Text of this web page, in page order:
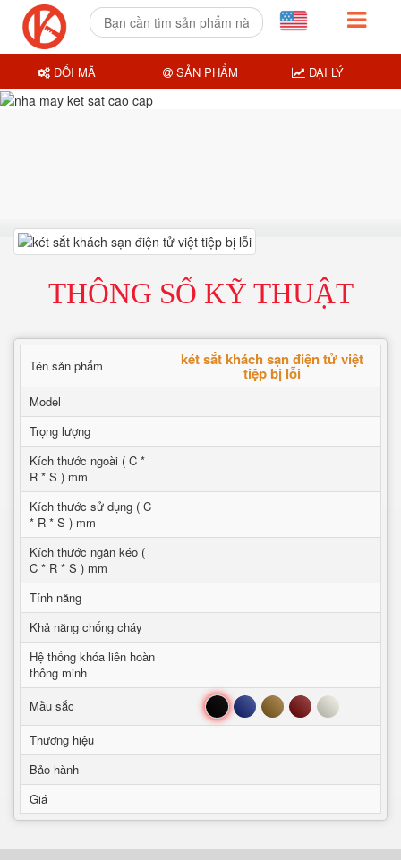
THÔNG SỐ KỸ THUẬT
Tên sản phẩm két sắt khách sạn điện tử việt
tiệp bị lỗi
Model
Trọng lượng
Kích thước ngoài ( C *
R * S ) mm
Kích thước sử dụng ( C
* R * S ) mm
Kích thước ngăn kéo (
C * R * S ) mm
Tính năng
Khả năng chống cháy
Hệ thống khóa liên hoàn
thông minh
Mầu sắc
Đen Xanh Nâu Đỏ Trắng
Thương hiệu
Bảo hành
Giá
ĐỔI MÃ SẢN PHẨM ĐẠI LÝ